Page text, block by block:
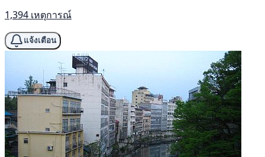
1,394 เหตุการณ์
แจ้งเตือน